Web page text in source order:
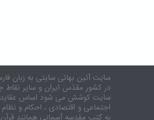
سایت آئین بهائی سایتی به زبان
در کشور مقدّس ایران و سایر نقاط
سایت کوشش می شود اساس عقاید و
اجتماعی و اقتصادی ، احکام و
به کتب مقدسه آسمانی همانند